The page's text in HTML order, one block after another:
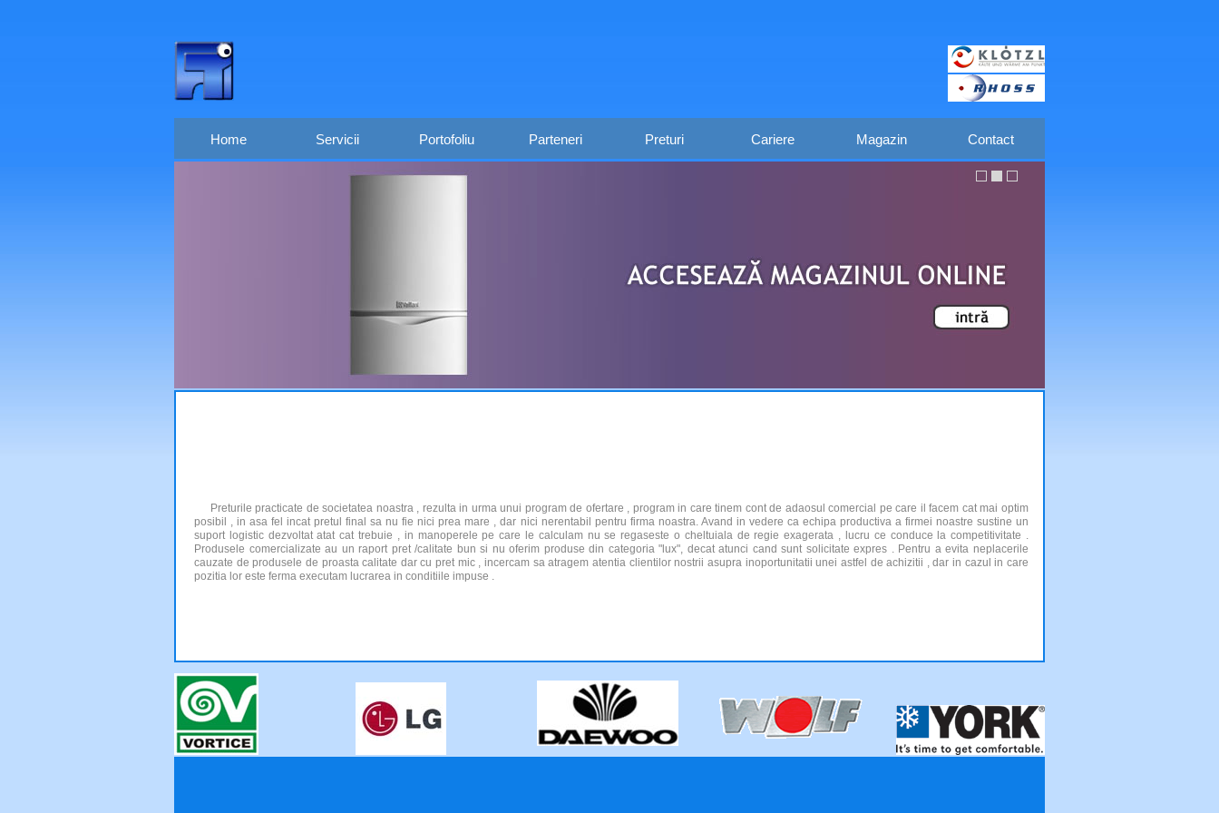
Home Servicii Portofoliu Parteneri Preturi Cariere Magazin Contact
Preturile practicate de societatea noastra , rezulta in urma unui program de ofertare , program in care tinem cont de adaosul comercial pe care il facem cat mai optim
posibil , in asa fel incat pretul final sa nu fie nici prea mare , dar nici nerentabil pentru firma noastra. Avand in vedere ca echipa productiva a firmei noastre sustine un
suport logistic dezvoltat atat cat trebuie , in manoperele pe care le calculam nu se regaseste o cheltuiala de regie exagerata , lucru ce conduce la competitivitate .
Produsele comercializate au un raport pret /calitate bun si nu oferim produse din categoria "lux", decat atunci cand sunt solicitate expres . Pentru a evita neplacerile
cauzate de produsele de proasta calitate dar cu pret mic , incercam sa atragem atentia clientilor nostrii asupra inoportunitatii unei astfel de achizitii , dar in cazul in care
pozitia lor este ferma executam lucrarea in conditiile impuse .